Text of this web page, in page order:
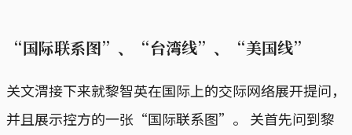
“国际联系图”、“台湾线”、“美国线”
关文渭接下来就黎智英在国际上的交际网络展开提问，
并且展示控方的一张“国际联系图”。 关首先问到黎